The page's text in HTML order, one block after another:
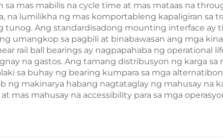
sa mas mabilis na cycle time at mas mataas na
na lumilikha ng mas komportableng kapaligiran sa
tunog. Ang standardisadong mounting interface ay
umangkop sa pagbili at binabawasan ang mga
rail ball bearings ay nagpapahaba ng operational
na gastos. Ang tamang distribusyon ng karga
sa buhay ng bearing kumpara sa mga
ng makinarya habang nagtataglay ng mahusay na
mahusay na accessibility para sa mga